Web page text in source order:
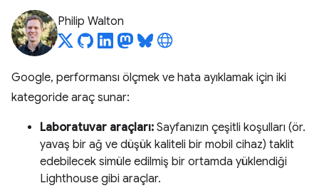
Philip Walton
Google, performansı ölçmek ve hata ayıklamak için iki
kategoride araç sunar:
Laboratuvar araçları: Sayfanızın çeşitli koşulları (ör.
yavaş bir ağ ve düşük kaliteli bir mobil cihaz) taklit
edebilecek simüle edilmiş bir ortamda yüklendiği
Lighthouse gibi araçlar.